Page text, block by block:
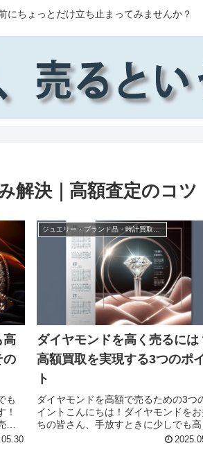
にちょっとだけ立ち止まってみませんか？
解決｜高額査定のコツ
高
の
も
！
り
い
ジュエリー・ブランド品・時計買取の悩み解決｜高額査定のコツ
ダイヤモンドを高く売るには
高額買取を実現する3つのポ
ト
ダイヤモンドを高額で売るための3つ
イントこんにちは！ダイヤモンドを
ちの皆さん、手放すときに少しでも高
売りたいと思いませんか？ダイヤモ